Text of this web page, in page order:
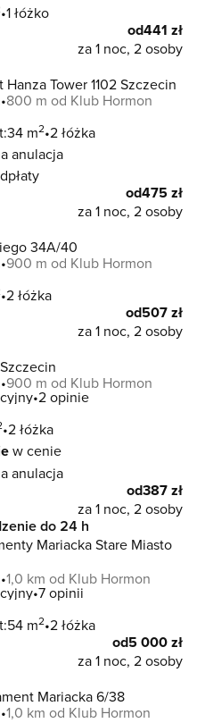
1 łóżko
od441 zł
za 1 noc, 2 osoby
Tower 1102 Szczecin
800 m od Klub Hormon
34 m2 2 łóżka
anulacja
od475 zł
za 1 noc, 2 osoby
34A/40
900 m od Klub Hormon
2 łóżka
od507 zł
za 1 noc, 2 osoby
900 m od Klub Hormon
2 opinie
2 łóżka
w cenie
anulacja
od387 zł
za 1 noc, 2 osoby
do 24 h
Mariacka Stare Miasto
1,0 km od Klub Hormon
7 opinii
54 m2 2 łóżka
od5 000 zł
za 1 noc, 2 osoby
Mariacka 6/38
1,0 km od Klub Hormon